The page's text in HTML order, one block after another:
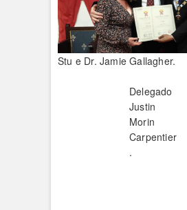
Stu e Dr. Jamie Gallagher.
Delegado
Justin
Morin
Carpentier
.